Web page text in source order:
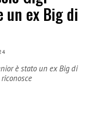
un ex Big di
è stato un ex Big di